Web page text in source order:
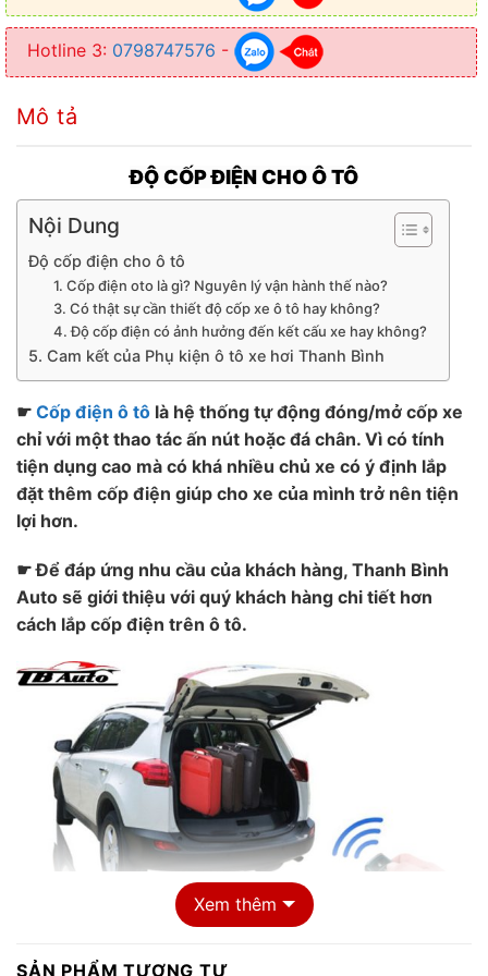
Hotline 3: 0798747576 -
Mô tả
ĐỘ CỐP ĐIỆN CHO Ô TÔ
Nội Dung
Độ cốp điện cho ô tô
1. Cốp điện oto là gì? Nguyên lý vận hành thế nào?
3. Có thật sự cần thiết độ cốp xe ô tô hay không?
4. Độ cốp điện có ảnh hưởng đến kết cấu xe hay không?
5. Cam kết của Phụ kiện ô tô xe hơi Thanh Bình
☛ Cốp điện ô tô là hệ thống tự động đóng/mở cốp xe
chỉ với một thao tác ấn nút hoặc đá chân. Vì có tính
tiện dụng cao mà có khá nhiều chủ xe có ý định lắp
đặt thêm cốp điện giúp cho xe của mình trở nên tiện
lợi hơn.
☛ Để đáp ứng nhu cầu của khách hàng, Thanh Bình
Auto sẽ giới thiệu với quý khách hàng chi tiết hơn
cách lắp cốp điện trên ô tô.
Xem thêm
SẢN PHẨM TƯƠNG TỰ